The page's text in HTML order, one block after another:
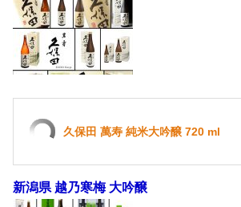
久保田 萬寿 純米大吟醸 720 ml
新潟県 越乃寒梅 大吟醸